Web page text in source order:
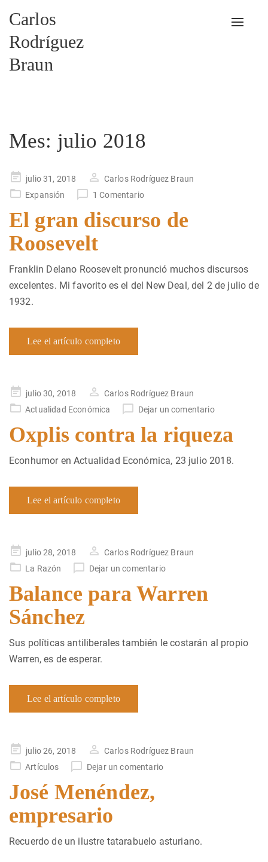
Carlos
Rodríguez
Braun
Mes: julio 2018
Publicado
en
julio 31, 2018
Carlos Rodríguez Braun
Expansión
1 Comentario
El gran discurso de
Roosevelt
Franklin Delano Roosevelt pronunció muchos discursos
excelentes. Mi favorito es el del New Deal, del 2 de julio de
1932.
Lee el artículo completo
Publicado
en
julio 30, 2018
Carlos Rodríguez Braun
Actualidad Económica
Dejar un comentario
Oxplis contra la riqueza
Econhumor en Actualidad Económica, 23 julio 2018.
Lee el artículo completo
Publicado
en
julio 28, 2018
Carlos Rodríguez Braun
La Razón
Dejar un comentario
Balance para Warren
Sánchez
Sus políticas antiliberales también le costarán al propio
Warren, es de esperar.
Lee el artículo completo
Publicado
en
julio 26, 2018
Carlos Rodríguez Braun
Artículos
Dejar un comentario
José Menéndez,
empresario
Recuerdo de un ilustre tatarabuelo asturiano.